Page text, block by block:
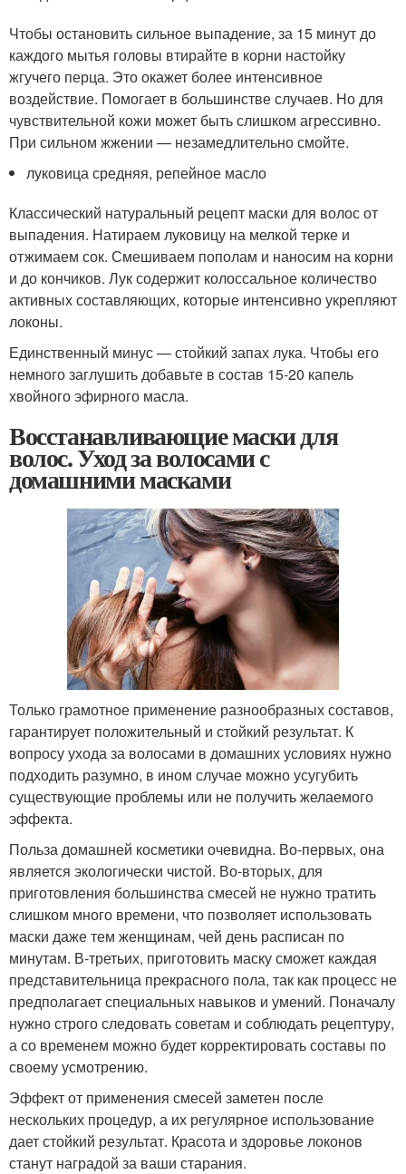
Чтобы остановить сильное выпадение, за 15 минут до
каждого мытья головы втирайте в корни настойку
жгучего перца. Это окажет более интенсивное
воздействие. Помогает в большинстве случаев. Но для
чувствительной кожи может быть слишком агрессивно.
При сильном жжении — незамедлительно смойте.
луковица средняя, репейное масло
Классический натуральный рецепт маски для волос от
выпадения. Натираем луковицу на мелкой терке и
отжимаем сок. Смешиваем пополам и наносим на корни
и до кончиков. Лук содержит колоссальное количество
активных составляющих, которые интенсивно укрепляют
локоны.
Единственный минус — стойкий запах лука. Чтобы его
немного заглушить добавьте в состав 15-20 капель
хвойного эфирного масла.
Восстанавливающие маски для
волос. Уход за волосами с
домашними масками
Только грамотное применение разнообразных составов,
гарантирует положительный и стойкий результат. К
вопросу ухода за волосами в домашних условиях нужно
подходить разумно, в ином случае можно усугубить
существующие проблемы или не получить желаемого
эффекта.
Польза домашней косметики очевидна. Во-первых, она
является экологически чистой. Во-вторых, для
приготовления большинства смесей не нужно тратить
слишком много времени, что позволяет использовать
маски даже тем женщинам, чей день расписан по
минутам. В-третьих, приготовить маску сможет каждая
представительница прекрасного пола, так как процесс не
предполагает специальных навыков и умений. Поначалу
нужно строго следовать советам и соблюдать рецептуру,
а со временем можно будет корректировать составы по
своему усмотрению.
Эффект от применения смесей заметен после
нескольких процедур, а их регулярное использование
дает стойкий результат. Красота и здоровье локонов
станут наградой за ваши старания.